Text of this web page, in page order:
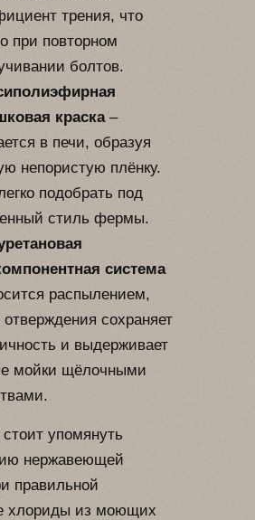
трения, что
при повторном
болтов.
краска–
в печи, образуя
непористую плёнку.
подобрать под
стиль фермы.
система
распылением,
отверждения сохраняет
и выдерживает
мойки щёлочными
упомянуть
нержавеющей
правильной
хлориды из моющих